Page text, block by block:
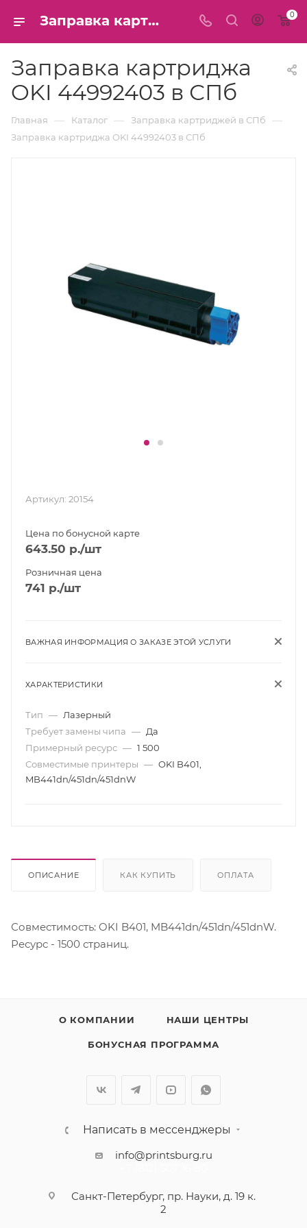
Заправка картриджа OKI 44992403 в СПб 0
Заправка картриджа
OKI 44992403 в СПб
Главная — Каталог — Заправка картриджей в СПб —
Заправка картриджа OKI 44992403 в СПб
Артикул: 20154
Цена по бонусной карте
643.50 р./шт
Розничная цена
741 р./шт
ВАЖНАЯ ИНФОРМАЦИЯ О ЗАКАЗЕ ЭТОЙ УСЛУГИ
ХАРАКТЕРИСТИКИ
Тип — Лазерный
Требует замены чипа — Да
Примерный ресурс — 1 500
Совместимые принтеры — OKI B401,
MB441dn/451dn/451dnW
ОПИСАНИЕ КАК КУПИТЬ ОПЛАТА
Совместимость: OKI B401, MB441dn/451dn/451dnW.
Ресурс - 1500 страниц.
О КОМПАНИИ НАШИ ЦЕНТРЫ
БОНУСНАЯ ПРОГРАММА
Написать в мессенджеры
info@printsburg.ru
Санкт-Петербург, пр. Науки, д. 19 к.
2